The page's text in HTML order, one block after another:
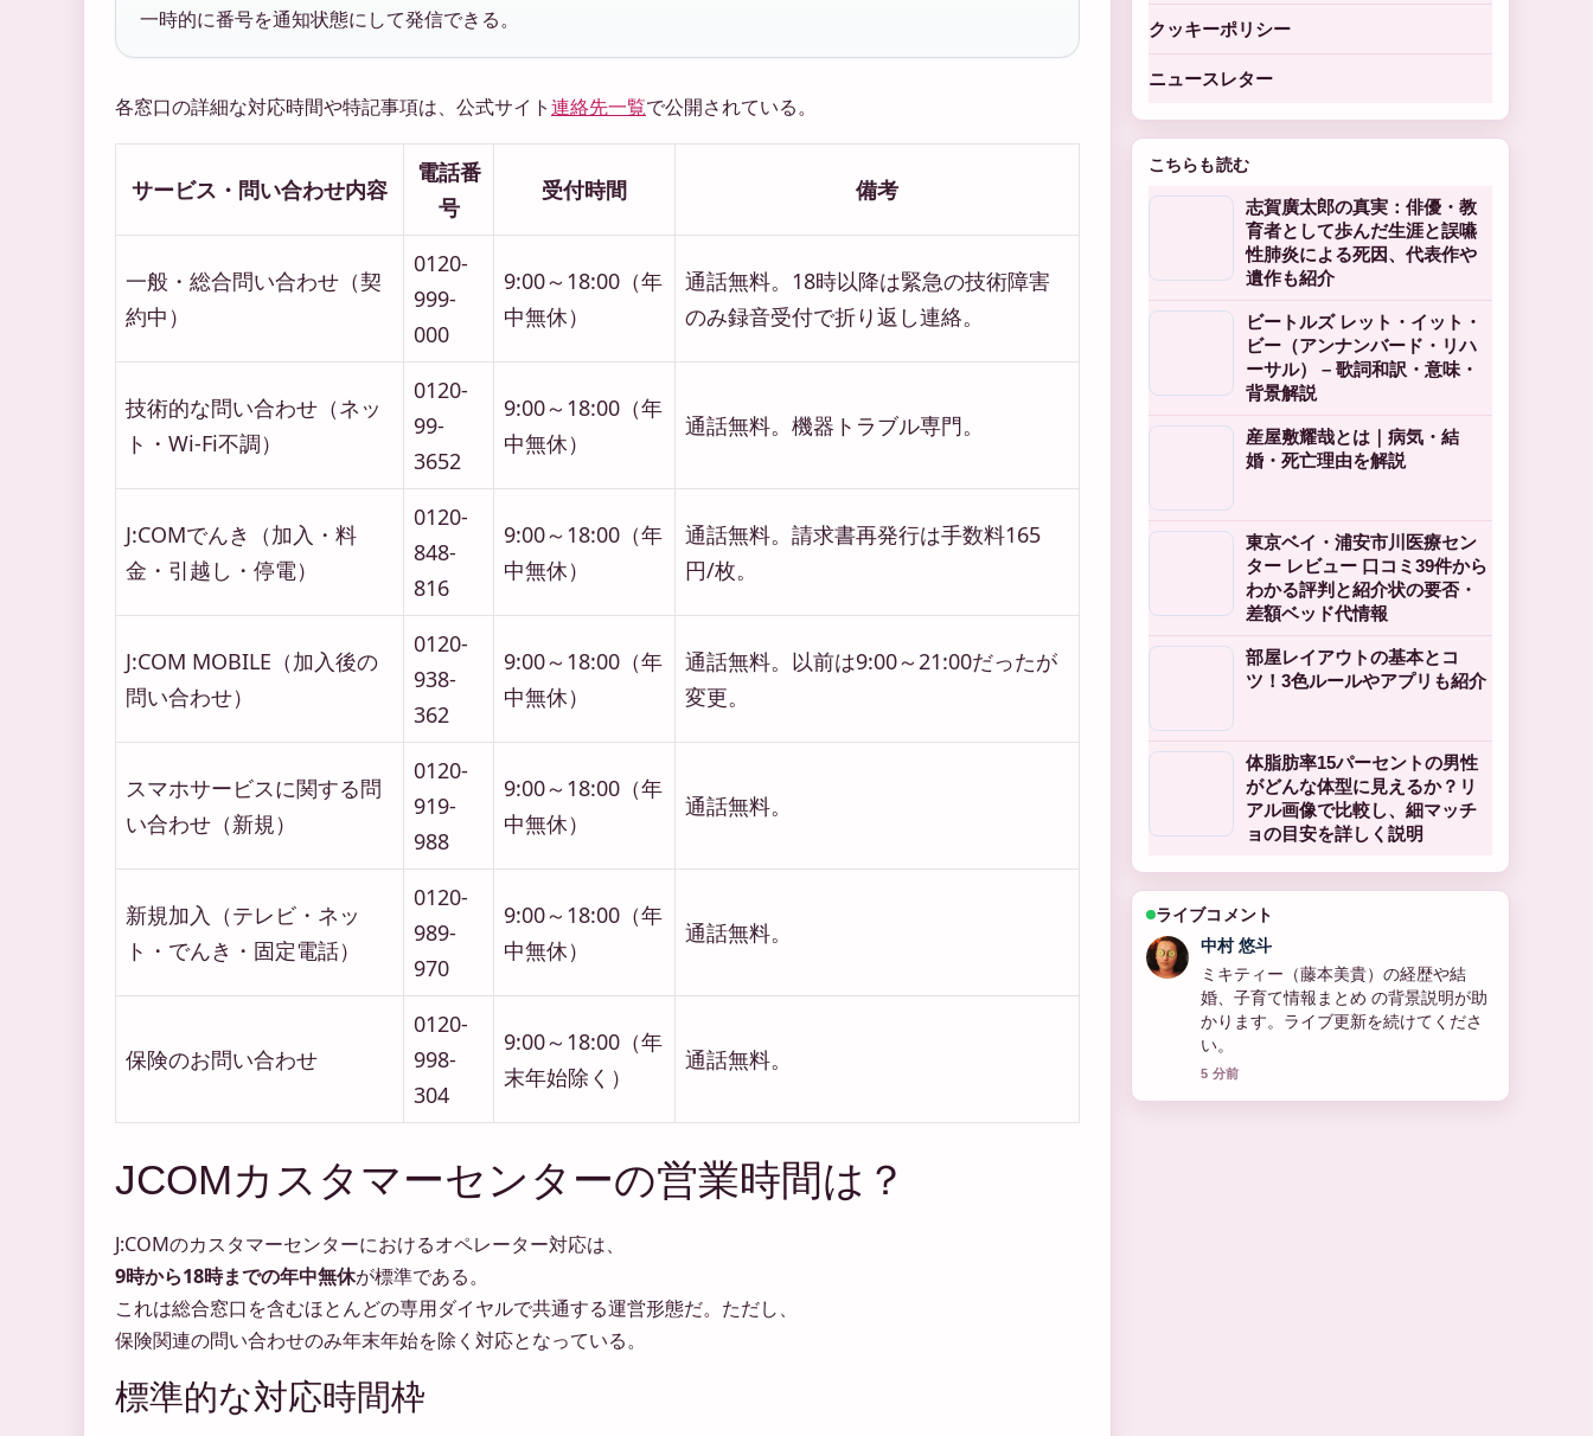
一時的に番号を通知状態にして発信できる。
各窓口の詳細な対応時間や特記事項は、公式サイト連絡先一覧で公開されている。
サービス・問い合わせ内容
電話番
号
受付時間 備考
一般・総合問い合わせ（契
約中）
0120-
999-
000
9:00～18:00（年
中無休）
通話無料。18時以降は緊急の技術障害
のみ録音受付で折り返し連絡。
技術的な問い合わせ（ネッ
ト・Wi-Fi不調）
0120-
99-
3652
9:00～18:00（年
中無休）
通話無料。機器トラブル専門。
J:COMでんき（加入・料
金・引越し・停電）
0120-
848-
816
9:00～18:00（年
中無休）
通話無料。請求書再発行は手数料165
円/枚。
J:COM MOBILE（加入後の
問い合わせ）
0120-
938-
362
9:00～18:00（年
中無休）
通話無料。以前は9:00～21:00だったが
変更。
スマホサービスに関する問
い合わせ（新規）
0120-
919-
988
9:00～18:00（年
中無休）
通話無料。
新規加入（テレビ・ネッ
ト・でんき・固定電話）
0120-
989-
970
9:00～18:00（年
中無休）
通話無料。
保険のお問い合わせ
0120-
998-
304
9:00～18:00（年
末年始除く）
通話無料。
JCOMカスタマーセンターの営業時間は？
J:COMのカスタマーセンターにおけるオペレーター対応は、
9時から18時までの年中無休が標準である。
これは総合窓口を含むほとんどの専用ダイヤルで共通する運営形態だ。ただし、
保険関連の問い合わせのみ年末年始を除く対応となっている。
標準的な対応時間枠
クッキーポリシー
ニュースレター
こちらも読む
志賀廣太郎の真実：俳優・教
育者として歩んだ生涯と誤嚥
性肺炎による死因、代表作や
遺作も紹介
ビートルズ レット・イット・
ビー（アンナンバード・リハ
ーサル） – 歌詞和訳・意味・
背景解説
産屋敷耀哉とは｜病気・結
婚・死亡理由を解説
東京ベイ・浦安市川医療セン
ター レビュー 口コミ39件から
わかる評判と紹介状の要否・
差額ベッド代情報
部屋レイアウトの基本とコ
ツ！3色ルールやアプリも紹介
体脂肪率15パーセントの男性
がどんな体型に見えるか？リ
アル画像で比較し、細マッチ
ョの目安を詳しく説明
ライブコメント
山本 葵
石黒賢のプロフィールと家族構成、現
在の活動まとめ の報道は丁寧で、流れ
を追いやすいです。
7 分前